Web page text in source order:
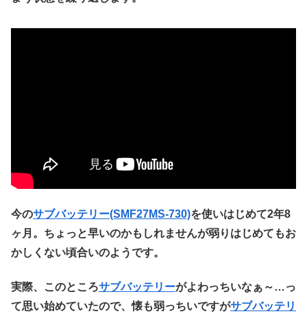
今のサブバッテリー(SMF27MS-730)を使いはじめて2年8
ヶ月。ちょっと早いのかもしれませんが弱りはじめてもお
かしくない頃合いのようです。
実際、このところサブバッテリーがよわっちいなぁ～…っ
て思い始めていたので、懐も弱っちいですがサブバッテリ